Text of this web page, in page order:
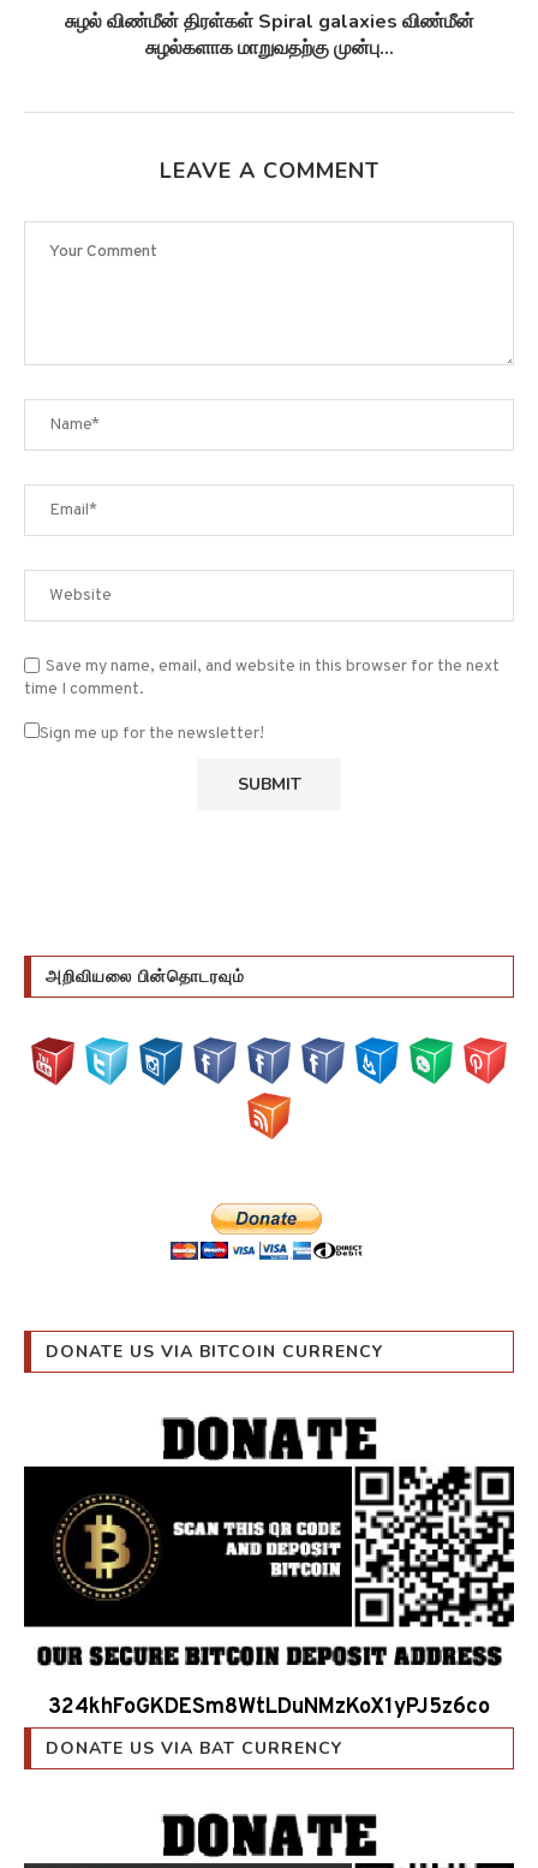
சுழல் விண்மீன் திரள்கள் Spiral galaxies விண்மீன்
சுழல்களாக மாறுவதற்கு முன்பு...
LEAVE A COMMENT
Save my name, email, and website in this browser for the next
time I comment.
Sign me up for the newsletter!
அறிவியலை பின்தொடரவும்
DONATE US VIA BITCOIN CURRENCY
324khFoGKDESm8WtLDuNMzKoX1yPJ5z6co
DONATE US VIA BAT CURRENCY